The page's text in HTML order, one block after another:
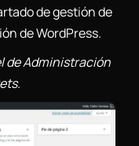
de gestión de
de WordPress.
de Administración
.